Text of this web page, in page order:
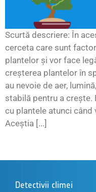
Scurtă descriere: În
cerceta care sunt
plantelor și vor face
creșterea plantelor în
au nevoie de aer,
stabilă pentru a crește.
cu plantele atunci
Aceștia [...]
Detectivii climei